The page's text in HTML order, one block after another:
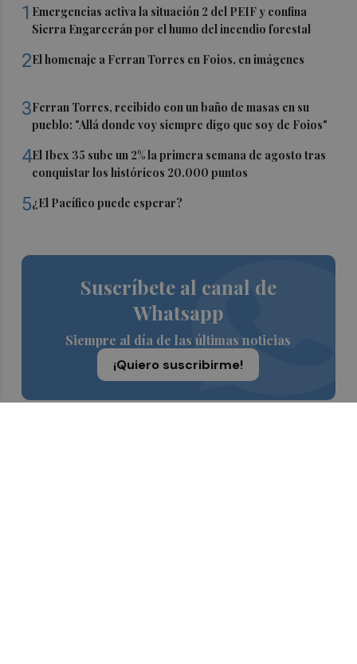
1 Emergencias activa la situación 2 del PEIF y confina
Sierra Engarcerán por el humo del incendio forestal
2El homenaje a Ferran Torres en Foios, en imágenes
3Ferran Torres, recibido con un baño de masas en su
pueblo: "Allá donde voy siempre digo que soy de Foios"
4El Ibex 35 sube un 2% la primera semana de agosto tras
conquistar los históricos 20.000 puntos
5¿El Pacífico puede esperar?
Suscríbete al canal de
Whatsapp
Siempre al día de las últimas noticias
¡Quiero suscribirme!